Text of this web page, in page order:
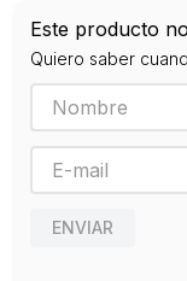
2016
Este producto
Quiero saber
ENVIAR